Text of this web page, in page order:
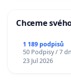
Chceme
1 189 podpisů
50 Podpisy / 7
23 Jul 2026